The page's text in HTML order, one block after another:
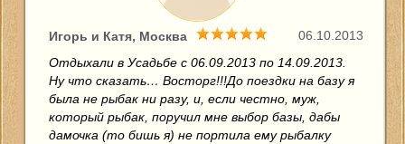
06.10.2013
Игорь и Катя, Москва
Отдыхали в Усадьбе с 06.09.2013 по 14.09.2013.
Ну что сказать… Восторг!!!До поездки на базу я
была не рыбак ни разу, и, если честно, муж,
который рыбак, поручил мне выбор базы, дабы
дамочка (то бишь я) не портила ему рыбалку